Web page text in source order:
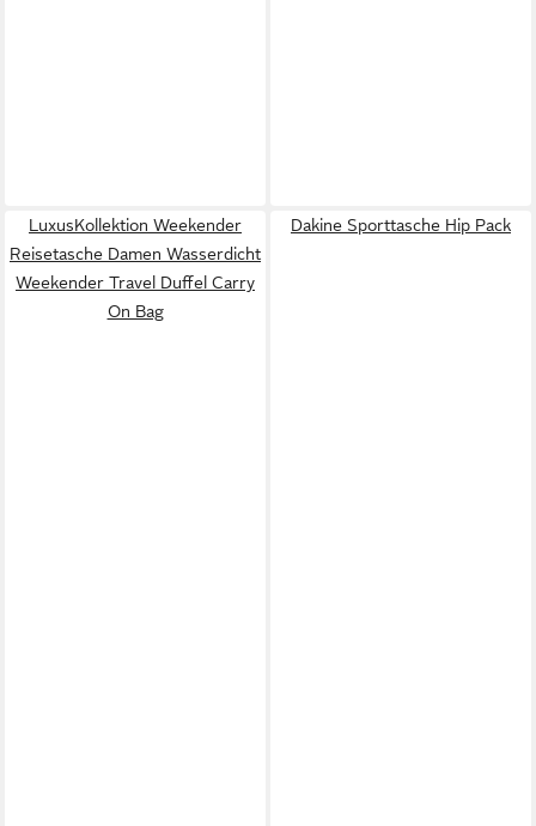
LuxusKollektion Weekender
Reisetasche Damen Wasserdicht
Weekender Travel Duffel Carry
On Bag
Dakine Sporttasche Hip Pack